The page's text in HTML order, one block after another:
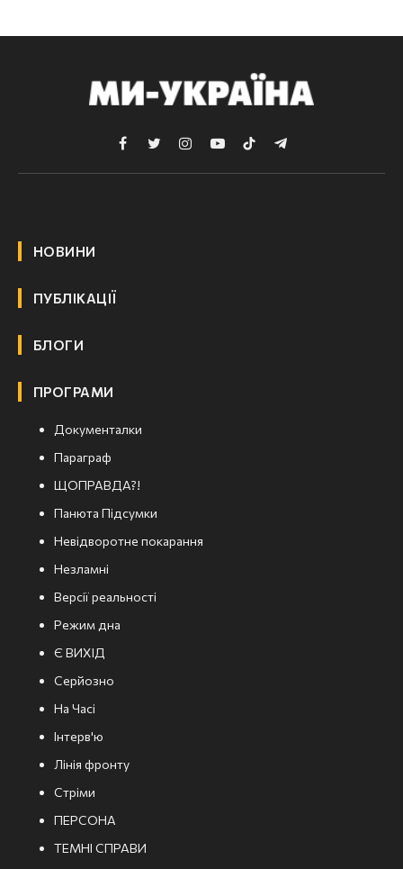
FacebookTwitterInstagramYouTubeTikTokTelegram
НОВИНИ
ПУБЛІКАЦІЇ
БЛОГИ
ПРОГРАМИ
Документалки
Параграф
ЩОПРАВДА?!
Панюта Підсумки
Невідворотне покарання
Незламні
Версії реальності
Режим дна
Є ВИХІД
Серйозно
На Часі
Інтерв'ю
Лінія фронту
Стріми
ПЕРСОНА
ТЕМНІ СПРАВИ